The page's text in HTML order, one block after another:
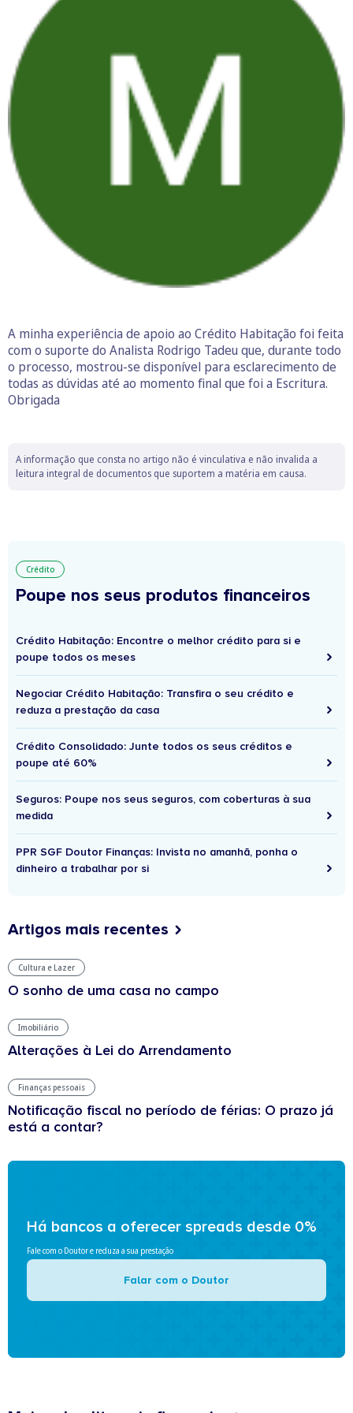
A minha experiência de apoio ao Crédito Habitação foi feita
com o suporte do Analista Rodrigo Tadeu que, durante todo
o processo, mostrou-se disponível para esclarecimento de
todas as dúvidas até ao momento final que foi a Escritura.
Obrigada
A informação que consta no artigo não é vinculativa e não invalida a
leitura integral de documentos que suportem a matéria em causa.
Crédito
Poupe nos seus produtos financeiros
Crédito Habitação: Encontre o melhor crédito para si e
poupe todos os meses
Negociar Crédito Habitação: Transfira o seu crédito e
reduza a prestação da casa
Crédito Consolidado: Junte todos os seus créditos e
poupe até 60%
Seguros: Poupe nos seus seguros, com coberturas à sua
medida
PPR SGF Doutor Finanças: Invista no amanhã, ponha o
dinheiro a trabalhar por si
Artigos mais recentes
Cultura e Lazer
O sonho de uma casa no campo
Imobiliário
Alterações à Lei do Arrendamento
Finanças pessoais
Notificação fiscal no período de férias: O prazo já
está a contar?
Há bancos a oferecer spreads desde 0%
Fale com o Doutor e reduza a sua prestação
Falar com o Doutor